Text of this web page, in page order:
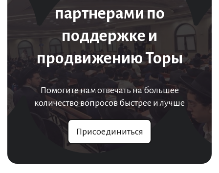
партнерами по
поддержке и
продвижению Торы
Помогите нам отвечать на большее
количество вопросов быстрее и лучше
Присоединиться